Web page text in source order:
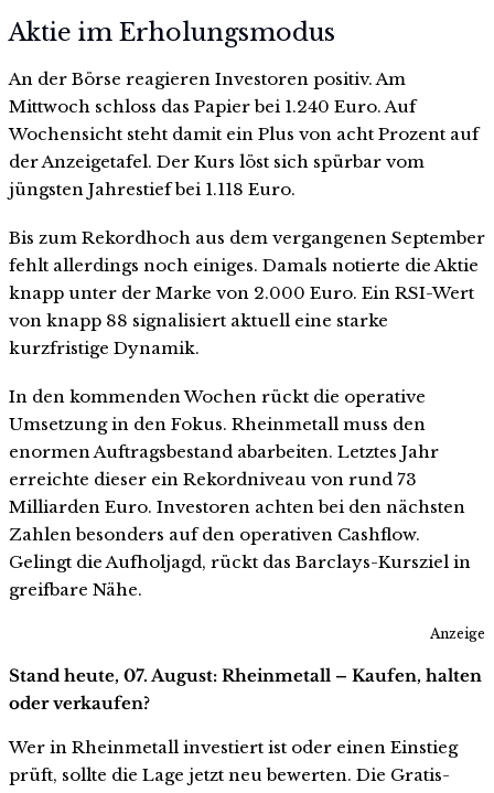
Aktie im Erholungsmodus
An der Börse reagieren Investoren positiv. Am
Mittwoch schloss das Papier bei 1.240 Euro. Auf
Wochensicht steht damit ein Plus von acht Prozent auf
der Anzeigetafel. Der Kurs löst sich spürbar vom
jüngsten Jahrestief bei 1.118 Euro.
Bis zum Rekordhoch aus dem vergangenen September
fehlt allerdings noch einiges. Damals notierte die Aktie
knapp unter der Marke von 2.000 Euro. Ein RSI-Wert
von knapp 88 signalisiert aktuell eine starke
kurzfristige Dynamik.
In den kommenden Wochen rückt die operative
Umsetzung in den Fokus. Rheinmetall muss den
enormen Auftragsbestand abarbeiten. Letztes Jahr
erreichte dieser ein Rekordniveau von rund 73
Milliarden Euro. Investoren achten bei den nächsten
Zahlen besonders auf den operativen Cashflow.
Gelingt die Aufholjagd, rückt das Barclays-Kursziel in
greifbare Nähe.
Anzeige
Stand heute, 07. August: Rheinmetall – Kaufen, halten
oder verkaufen?
Wer in Rheinmetall investiert ist oder einen Einstieg
prüft, sollte die Lage jetzt neu bewerten. Die Gratis-